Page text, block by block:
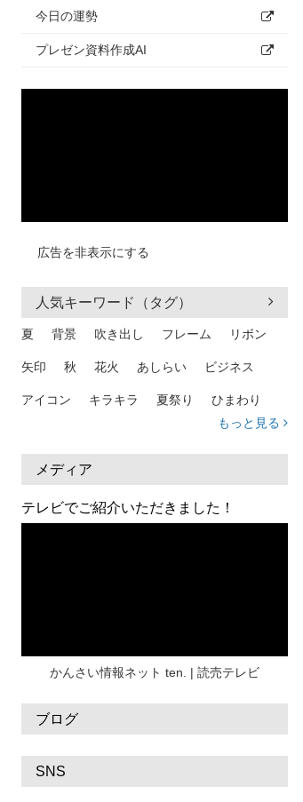
今日の運勢
プレゼン資料作成AI
広告を非表示にする
人気キーワード（タグ）
夏 背景 吹き出し フレーム リボン
矢印 秋 花火 あしらい ビジネス
アイコン キラキラ 夏祭り ひまわり
熱中症
人物 暑中見舞い
日本地図 海
もっと見る
メディア
テレビでご紹介いただきました！
かんさい情報ネット ten. | 読売テレビ
ブログ
SNS